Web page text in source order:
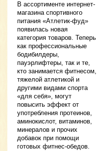
В ассортименте интернет-
магазина спортивного
питания «Атлетик-фуд»
появилась новая
категория товаров. Теперь
как профессиональные
бодибилдеры,
пауэрлифтеры, так и те,
кто занимается фитнесом,
тяжелой атлетикой и
другими видами спорта
«для себя», могут
повысить эффект от
употребления протеинов,
аминокислот, витаминов,
минералов и прочих
добавок при помощи
готовых фитнес-обедов.